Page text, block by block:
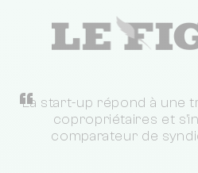
“
La start-up répond à une
copropriétaires et
comparateur de